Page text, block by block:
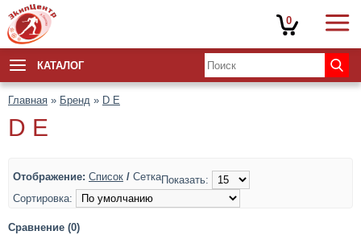
КАТАЛОГ
Главная » Бренд » D E
D E
Отображение: Список / СеткаПоказать:
Сортировка:
Сравнение (0)
0